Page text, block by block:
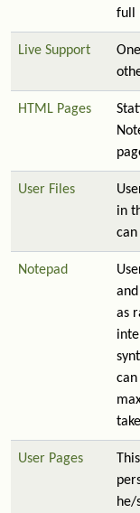
full
Live Support
HTML Pages
User Files
in
Notepad
as
User Pages
he/